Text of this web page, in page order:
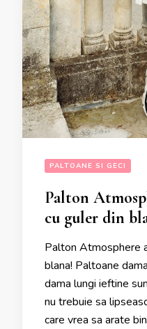
PALTOANE SI GECI
Palton
cu guler din
Palton Atmosphere
blana! Paltoane
dama lungi ieftine
nu trebuie sa
care vrea sa arate